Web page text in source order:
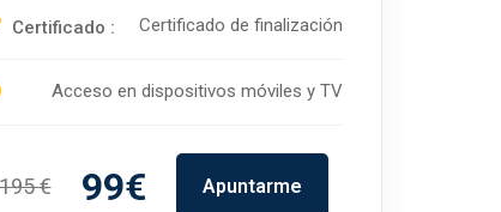
Certificado : Certificado de finalización
Acceso en dispositivos móviles y TV
€ 99€ Apuntarme